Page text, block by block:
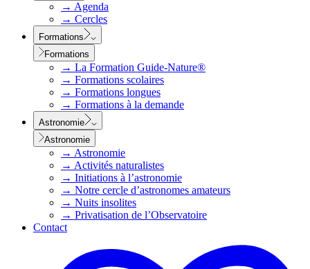
→ Agenda
→ Cercles
Formations
Formations
→ La Formation Guide-Nature®
→ Formations scolaires
→ Formations longues
→ Formations à la demande
Astronomie
Astronomie
→ Astronomie
→ Activités naturalistes
→ Initiations à l’astronomie
→ Notre cercle d’astronomes amateurs
→ Nuits insolites
→ Privatisation de l’Observatoire
Contact